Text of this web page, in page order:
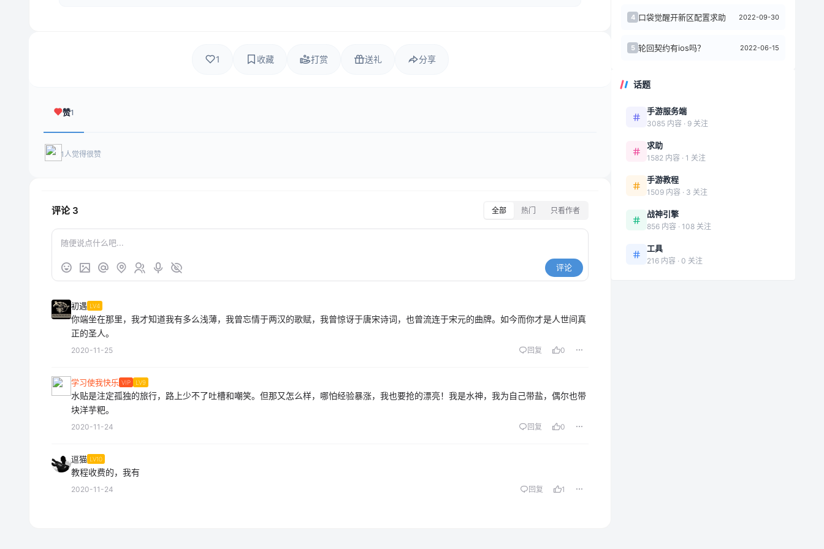
1 收藏 打赏 送礼 分享
赞1
1人觉得很赞
评论 3 全部 热门 只看作者
评论
初遇 LV4
你端坐在那里，我才知道我有多么浅薄，我曾忘情于两汉的歌赋，我曾惊讶于唐宋诗词，也曾流连于宋元的曲牌。如今而你才是人世间真
正的圣人。
2020-11-25 回复 0
学习使我快乐 VIP LV9
水贴是注定孤独的旅行，路上少不了吐槽和嘲笑。但那又怎么样，哪怕经验暴涨，我也要抢的漂亮！我是水神，我为自己带盐，偶尔也带
块洋芋粑。
2020-11-24 回复 0
逗猫 LV10
教程收费的，我有
2020-11-24 回复 1
4 口袋觉醒开新区配置求助 2022-09-30
5 轮回契约有ios吗？ 2022-06-15
话题
手游服务端
3085 内容 · 9 关注
求助
1582 内容 · 1 关注
手游教程
1509 内容 · 3 关注
战神引擎
856 内容 · 108 关注
工具
216 内容 · 0 关注